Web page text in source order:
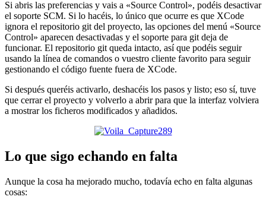
Si abris las preferencias y vais a «Source Control», podéis desactivar
el soporte SCM. Si lo hacéis, lo único que ocurre es que XCode
ignora el repositorio git del proyecto, las opciones del menú «Source
Control» aparecen desactivadas y el soporte para git deja de
funcionar. El repositorio git queda intacto, así que podéis seguir
usando la línea de comandos o vuestro cliente favorito para seguir
gestionando el código fuente fuera de XCode.
Si después queréis activarlo, deshacéis los pasos y listo; eso sí, tuve
que cerrar el proyecto y volverlo a abrir para que la interfaz volviera
a mostrar los ficheros modificados y añadidos.
Lo que sigo echando en falta
Aunque la cosa ha mejorado mucho, todavía echo en falta algunas
cosas: